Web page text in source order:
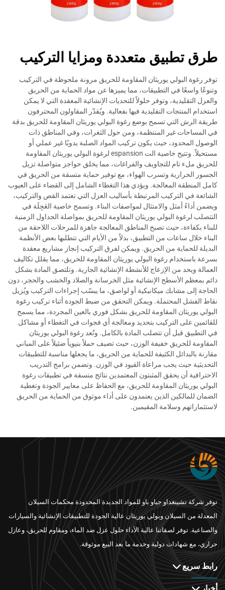
طرق تطبيق متعددة ومزايا التركيب
توفر رغوة البولي يوريثان المقاومة للحريق مرونة ملحوظة في التركيب
وتنوعًا واسعًا في التطبيقات، مما يميزها عن مواد الحماية من الحريق
والعزل التقليدية، وتوفر حلولاً للتحديات الإنشائية المعقدة التي لا يمكن
استخدام المنتجات التقليدية فيها بفعالية. ويُقدّر المقاولون المحترفون
طريقة الرش التي تسمح بوضع رغوة البولي يوريثان المقاومة للحريق بدقة
في المساحات غير المنتظمة، ومن حول الثغرات، وفي المناطق ذات
الوصول المحدود، حيث يكون تركيب المواد الصلبة يدويًا غير عملي أو
مستحيلاً. وتتيح خاصية الت espansion لرغوة البولي يوريثان المقاومة
للحريق ملء تام للتجاويف والفراغات، مما يخلق حواجز متواصلة تزيل
الجسور الحرارية وتسرب الهواء، مع توفير حماية متسقة من الحريق في
كامل المنطقة المعالجة. ويؤدي هذا التغطاء الشامل إلى القضاء على العيوب
الشائعة في التركيب المرتبطة بأساليب العزل التي تعتمد القص والتركيب،
ويضمن أداءً أمثل والامتثال لمواصفات البناء. وتسمح خاصية العَجِلَة في
التتصلب لرغوة البولي يوريثان المقاومة للحريق بمواصلة الجداول الزمنية
للبناء بكفاءة، حيث تصبح المناطق المعالجة جاهزة للمرحلات اللاحقة من
البناء خلال ساعات من التطبيق، بدلاً من الأيام التي تتطلبها بعض الأنظمة
البديلة للحماية من الحريق. ويمكن لفرق التركيب إنجاز مشاريع معقدة
بسرعة باستخدام رغوة البولي يوريثان المقاومة للحريق، مما يقلل تكاليف
العمالة ويحد من الإزعاج للأنشطة الإنشائية الجارية. وتلتصق المادة بشكل
دائم بمعظم الأسطح الإنشائية مثل الخرسانة والصلاد والخشب والحجر، دون
الحاجة إلى مشابك ميكانيكية أو لواصق، ما يبسّب إجراءات التركيب ويُزيل
نقاط الفشل المحتملة. ويمكن التحقق من ضبط الجودة أثناء تركيب رغوة
البولي يوريثان المقاومة للحريق بشكل فوري بالعين المجردة، مما يسمح
للقائمين على التركيب بتحديد ومعالجة أي فجوات في التغطاء أو مشاكل
في التطبيق قبل أن تتصلب المادة بالكامل. وتُعد رغوة البولي يوريثان
المقاومة للحريق خفيفة الوزن، حيث تضيف حملاً بنيوياً ضئيلاً على المباني
مقارنة بالبدائل الكثيفة للحماية من الحريق، ما يجعلها مناسبة للتطبيقات
التحديثية حيث يجب مراعاة القيود في الوزن. وتضمن برامج التدريب
الاحترافية أن يحقق المثبتون المعتمدين نتائج متسقة في تطبيقات رغوة
البولي يوريثان المقاومة للحريق، مع الحفاظ على معايير الجودة وتغطية
الضمان للمالكين الذين يعتمدون على أداء موثوق من الحماية من الحريق
لاستثماراتهم وسلامة المقيمين.
توفر شركة تشينغداو جياو باو للمواد الجديدة المحدودة محكمات السيلان
المعدلة من السيلان وبولي يوريثان عالية الجودة للتطبيقات الإنشائية والسيارات
والصناعية. توفر لصقاتنا عالية الأداء حلول عزل ضد الماء، ومقاوم للحريق، وعازل
حراري، مع شهادات دولية وخدمة ما بعد البيع موثوقة.
رابط سريع